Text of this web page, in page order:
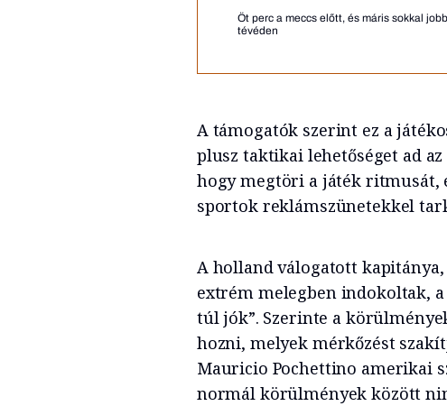
Öt perc a meccs előtt, és máris sokkal
tévéden
A támogatók szerint ez a
plusz taktikai lehetőséget ad
hogy megtöri a játék ritmusát,
sportok reklámszünetekkel
A holland válogatott
extrém melegben indokoltak,
túl jók”. Szerinte a
hozni, melyek mérkőzést
Mauricio Pochettino amerikai
normál körülmények között